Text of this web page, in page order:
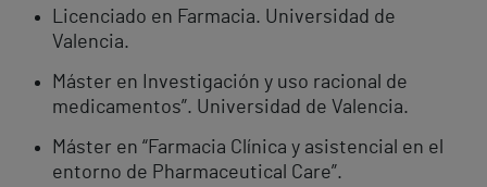
Licenciado en Farmacia. Universidad de
Valencia.
Máster en Investigación y uso racional de
medicamentos”. Universidad de Valencia.
Máster en “Farmacia Clínica y asistencial en el
entorno de Pharmaceutical Care”.